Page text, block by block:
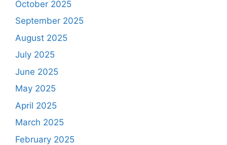
October 2025
September 2025
August 2025
July 2025
June 2025
May 2025
April 2025
March 2025
February 2025